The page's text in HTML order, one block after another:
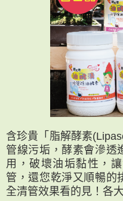
含珍貴「脂解酵素
管線污垢，酵素會滲透
用，破壞油垢黏性，
管，還您乾淨又順暢的
全清管效果看的見！各